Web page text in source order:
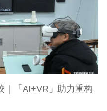
｜「AI+VR」助力重构